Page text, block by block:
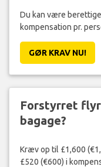
Du kan være
kompensation pr.
GØR KRAV NU!
Forstyrret
bagage?
Kræv op til £1,600
£520 (€600) i